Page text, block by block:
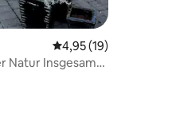
Durchschnittliche
4,95 (19)
Natur Insgesamt